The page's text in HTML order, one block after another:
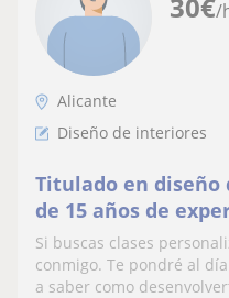
/
Alicante
Diseño de interiores
Titulado en diseño
de 15 años de
Si buscas clases
conmigo. Te pondré al
a saber como